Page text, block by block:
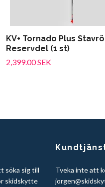
KV+ Tornado Plus
Reservdel (1 st)
2,399.00 SEK
söka sig till
skidskytte
Tveka inte att